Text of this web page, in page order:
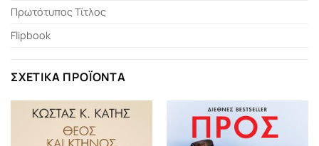
Πρωτότυπος Τίτλος
Flipbook
ΣΧΕΤΙΚΆ ΠΡΟΪΌΝΤΑ